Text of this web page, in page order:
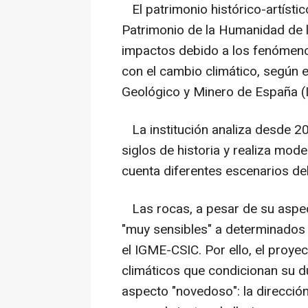
El patrimonio histórico-
Patrimonio de la Humanidad
impactos debido a los
con el cambio climático, según
Geológico y Minero de España
La institución analiza desde
siglos de historia y realiza
cuenta diferentes escenarios
Las rocas, a pesar de su
"muy sensibles" a
el IGME-CSIC. Por ello, el
climáticos que condicionan su
aspecto "novedoso": la